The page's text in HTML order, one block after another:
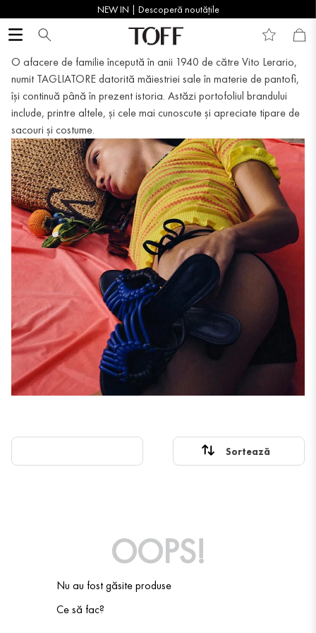
NEW IN | Descoperă noutățile
O afacere de familie începută în anii 1940 de către Vito Lerario,
numit TAGLIATORE datorită măiestriei sale în materie de pantofi,
își continuă până în prezent istoria. Astăzi portofoliul brandului
include, printre altele, și cele mai cunoscute și apreciate tipare de
sacouri și costume.
OOPS!
Nu au fost găsite produse
Ce să fac?